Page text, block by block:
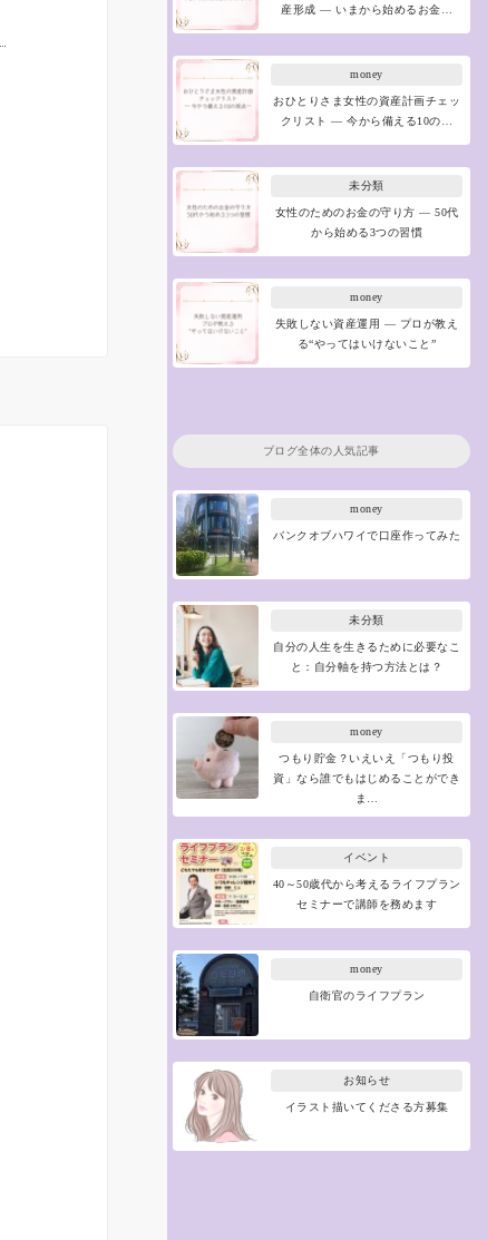
産形成 ― いまから始めるお金…
money
おひとりさま女性の資産計画チェッ
クリスト ― 今から備える10の…
未分類
女性のためのお金の守り方 ― 50代
から始める3つの習慣
money
失敗しない資産運用 ― プロが教え
る“やってはいけないこと”
ブログ全体の人気記事
money
バンクオブハワイで口座作ってみた
未分類
自分の人生を生きるために必要なこ
と：自分軸を持つ方法とは？
money
つもり貯金？いえいえ「つもり投
資」なら誰でもはじめることができ
ま…
イベント
40～50歳代から考えるライフプラン
セミナーで講師を務めます
money
自衛官のライフプラン
お知らせ
イラスト描いてくださる方募集